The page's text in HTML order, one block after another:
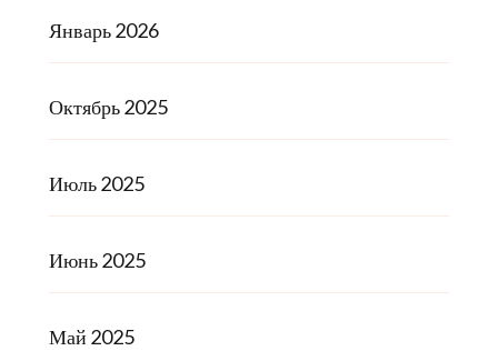
Январь 2026
Октябрь 2025
Июль 2025
Июнь 2025
Май 2025